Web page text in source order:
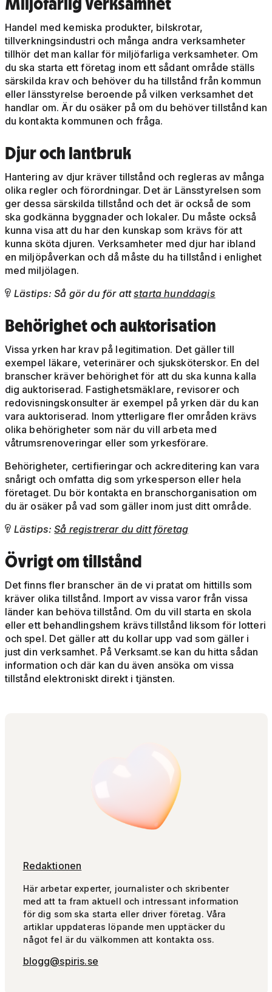
Handel med kemiska produkter, bilskrotar,
tillverkningsindustri och många andra verksamheter
tillhör det man kallar för miljöfarliga verksamheter. Om
du ska starta ett företag inom ett sådant område ställs
särskilda krav och behöver du ha tillstånd från kommun
eller länsstyrelse beroende på vilken verksamhet det
handlar om. Är du osäker på om du behöver tillstånd kan
du kontakta kommunen och fråga.
Djur och lantbruk
Hantering av djur kräver tillstånd och regleras av många
olika regler och förordningar. Det är Länsstyrelsen som
ger dessa särskilda tillstånd och det är också de som
ska godkänna byggnader och lokaler. Du måste också
kunna visa att du har den kunskap som krävs för att
kunna sköta djuren. Verksamheter med djur har ibland
en miljöpåverkan och då måste du ha tillstånd i enlighet
med miljölagen.
 Lästips: Så gör du för attstarta hunddagis
Behörighet och auktorisation
Vissa yrken har krav på legitimation. Det gäller till
exempel läkare, veterinärer och sjuksköterskor. En del
branscher kräver behörighet för att du ska kunna kalla
dig auktoriserad. Fastighetsmäklare, revisorer och
redovisningskonsulter är exempel på yrken där du kan
vara auktoriserad. Inom ytterligare fler områden krävs
olika behörigheter som när du vill arbeta med
våtrumsrenoveringar eller som yrkesförare.
Behörigheter, certifieringar och ackreditering kan vara
snårigt och omfatta dig som yrkesperson eller hela
företaget. Du bör kontakta en branschorganisation om
du är osäker på vad som gäller inom just ditt område.
 Lästips: Så registrerar du ditt företag
Övrigt om tillstånd
Det finns fler branscher än de vi pratat om hittills som
kräver olika tillstånd. Import av vissa varor från vissa
länder kan behöva tillstånd. Om du vill starta en skola
eller ett behandlingshem krävs tillstånd liksom för lotteri
och spel. Det gäller att du kollar upp vad som gäller i
just din verksamhet. På Verksamt.se kan du hitta sådan
information och där kan du även ansöka om vissa
tillstånd elektroniskt direkt i tjänsten.
Redaktionen
Här arbetar experter, journalister och skribenter
med att ta fram aktuell och intressant information
för dig som ska starta eller driver företag. Våra
artiklar uppdateras löpande men upptäcker du
något fel är du välkommen att kontakta oss.
blogg@spiris.se